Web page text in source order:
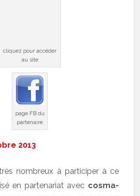
cliquez pour accéder
au site
page FB du
partenaire
2013
nombreux à participer à ce
en partenariat avec cosma-